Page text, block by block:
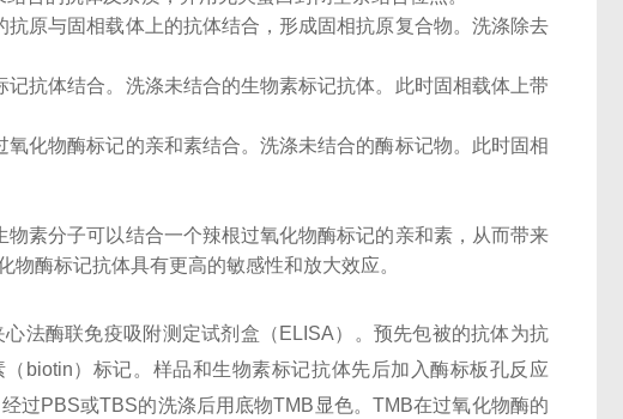
原与固相载体上的抗体结合，形成固相抗原复合物。洗涤除去
抗体结合。洗涤未结合的生物素标记抗体。此时固相载体上带
化物酶标记的亲和素结合。洗涤未结合的酶标记物。此时固相
素分子可以结合一个辣根过氧化物酶标记的亲和素，从而带来
酶标记抗体具有更高的敏感性和放大效应。
法酶联免疫吸附测定试剂盒（ELISA）。预先包被的抗体为抗
biotin）标记。样品和生物素标记抗体先后加入酶标板孔反应
过PBS或TBS的洗涤后用底物TMB显色。TMB在过氧化物酶的